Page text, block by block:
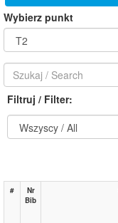
Wybierz punkt
Filtruj / Filter:
#
Nr
Bib